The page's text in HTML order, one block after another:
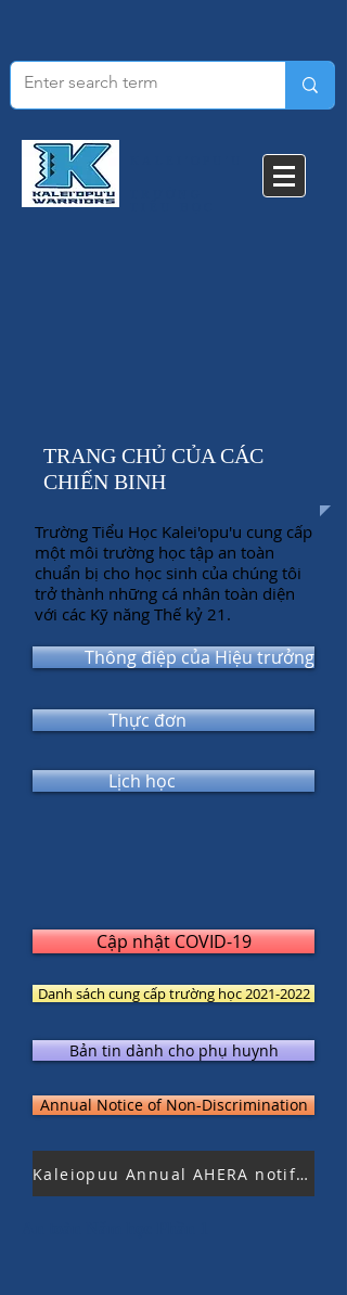
TRANG CHỦ CỦA CÁC
CHIẾN BINH
Trường Tiểu Học Kalei'opu'u cung cấp
một môi trường học tập an toàn
chuẩn bị cho học sinh của chúng tôi
trở thành những cá nhân toàn diện
với các Kỹ năng Thế kỷ 21.
Thông điệp của Hiệu trưởng
Thực đơn
Lịch học
Cập nhật COVID-19
Danh sách cung cấp trường học 2021-2022
Bản tin dành cho phụ huynh
Annual Notice of Non-Discrimination
Kaleiopuu Annual AHERA notification